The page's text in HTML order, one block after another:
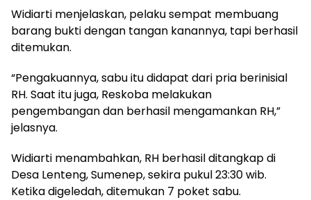
Widiarti menjelaskan, pelaku sempat membuang
barang bukti dengan tangan kanannya, tapi berhasil
ditemukan.
“Pengakuannya, sabu itu didapat dari pria berinisial
RH. Saat itu juga, Reskoba melakukan
pengembangan dan berhasil mengamankan RH,”
jelasnya.
Widiarti menambahkan, RH berhasil ditangkap di
Desa Lenteng, Sumenep, sekira pukul 23:30 wib.
Ketika digeledah, ditemukan 7 poket sabu.